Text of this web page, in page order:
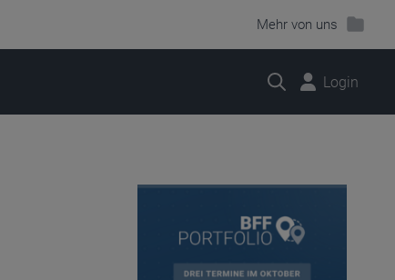
Mehr von uns
Suche Login